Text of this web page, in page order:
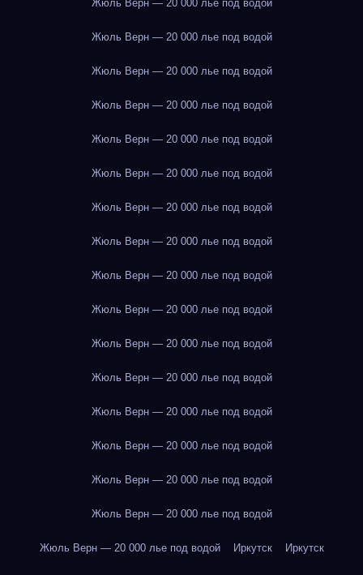
Жюль Верн — 20 000 лье под водой
Жюль Верн — 20 000 лье под водой
Жюль Верн — 20 000 лье под водой
Жюль Верн — 20 000 лье под водой
Жюль Верн — 20 000 лье под водой
Жюль Верн — 20 000 лье под водой
Жюль Верн — 20 000 лье под водой
Жюль Верн — 20 000 лье под водой
Жюль Верн — 20 000 лье под водой
Жюль Верн — 20 000 лье под водой
Жюль Верн — 20 000 лье под водой
Жюль Верн — 20 000 лье под водой
Жюль Верн — 20 000 лье под водой
Жюль Верн — 20 000 лье под водой
Жюль Верн — 20 000 лье под водой
Жюль Верн — 20 000 лье под водой
Жюль Верн — 20 000 лье под водой Иркутск Иркутск